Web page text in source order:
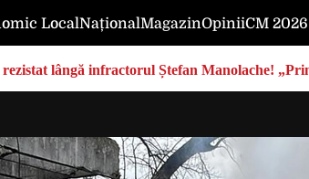
LocalNaționalMagazinOpiniiCM 2026
rezistat lângă infractorul Ștefan Manolache!